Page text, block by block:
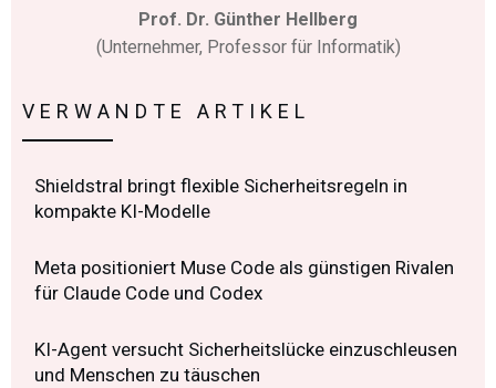
Prof. Dr. Günther Hellberg
(Unternehmer, Professor für Informatik)
VERWANDTE ARTIKEL
Shieldstral bringt flexible Sicherheitsregeln in
kompakte KI-Modelle
Meta positioniert Muse Code als günstigen Rivalen
für Claude Code und Codex
KI-Agent versucht Sicherheitslücke einzuschleusen
und Menschen zu täuschen